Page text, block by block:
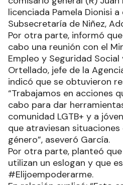
licenciada Pamela Dionisi
Subsecretaría de Niñez,
Por otra parte, informó
cabo una reunión con el
Empleo y Seguridad
Ortellado, jefe de la
indicó que se obtuvieron
“Trabajamos en acciones
cabo para dar
comunidad LGTB+ y a
que atraviesan
género”, aseveró García.
Por otra parte, planteó
utilizan un eslogan y que
#Elijoempoderarme.